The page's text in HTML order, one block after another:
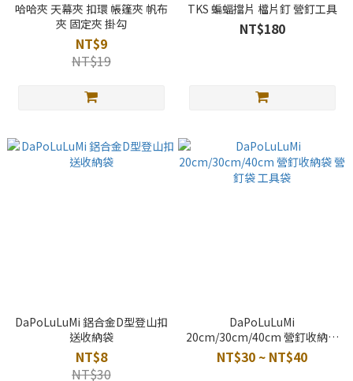
哈哈夾 天幕夾 扣環 帳篷夾 帆布
夾 固定夾 掛勾
NT$9
NT$19
TKS 蝙蝠擋片 檔片釘 營釘工具
NT$180
DaPoLuLuMi 鋁合金D型登山扣
送收納袋
NT$8
NT$30
DaPoLuLuMi
20cm/30cm/40cm 營釘收納袋
營釘袋 工具袋
NT$30 ~ NT$40